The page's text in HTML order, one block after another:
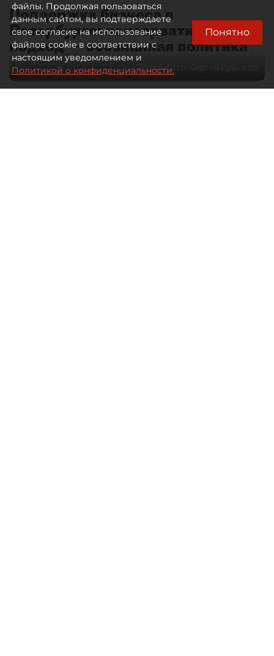
Поддержка бизнеса в
Петербурге: консервативный
подход — осознанная политика
Автор фото:
файлы. Продолжая пользоваться
данным сайтом, вы подтверждаете
свое согласие на использование
файлов cookie в соответствии с
настоящим уведомлением и
Политикой о конфиденциальности.
Понятно